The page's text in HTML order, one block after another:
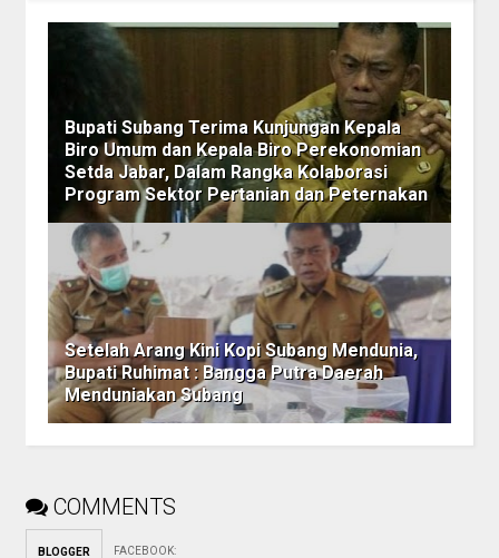
Bupati Subang Terima Kunjungan Kepala
Biro Umum dan Kepala Biro Perekonomian
Setda Jabar, Dalam Rangka Kolaborasi
Program Sektor Pertanian dan Peternakan
Setelah Arang Kini Kopi Subang Mendunia,
Bupati Ruhimat : Bangga Putra Daerah
Menduniakan Subang
COMMENTS
BLOGGER FACEBOOK: